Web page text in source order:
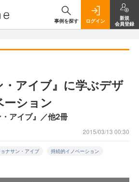
事例を探す ログイン
新規
会員登録
・アイブ』に学ぶデザ
ション
アイブ』／他2冊
2015/03/13 00:30
ナサン・アイブ 持続的イノベーション